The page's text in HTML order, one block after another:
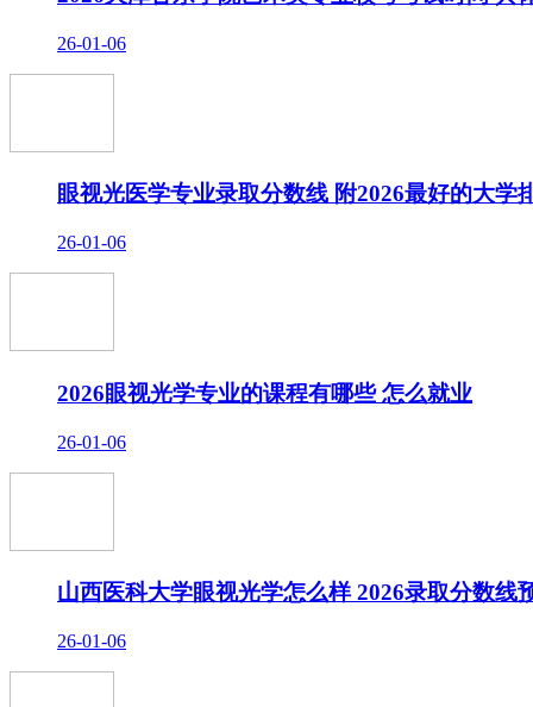
26-01-06
眼视光医学专业录取分数线 附2026最好的大学
26-01-06
2026眼视光学专业的课程有哪些 怎么就业
26-01-06
山西医科大学眼视光学怎么样 2026录取分数线
26-01-06